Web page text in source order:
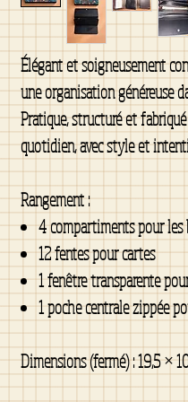
Élégant et soigneusement
une organisation généreuse
Pratique, structuré et
quotidien, avec style et
Rangement :
4 compartiments pour
12 fentes pour cartes
1 fenêtre transparente
1 poche centrale zippée
Dimensions (fermé) : 19,5 ×